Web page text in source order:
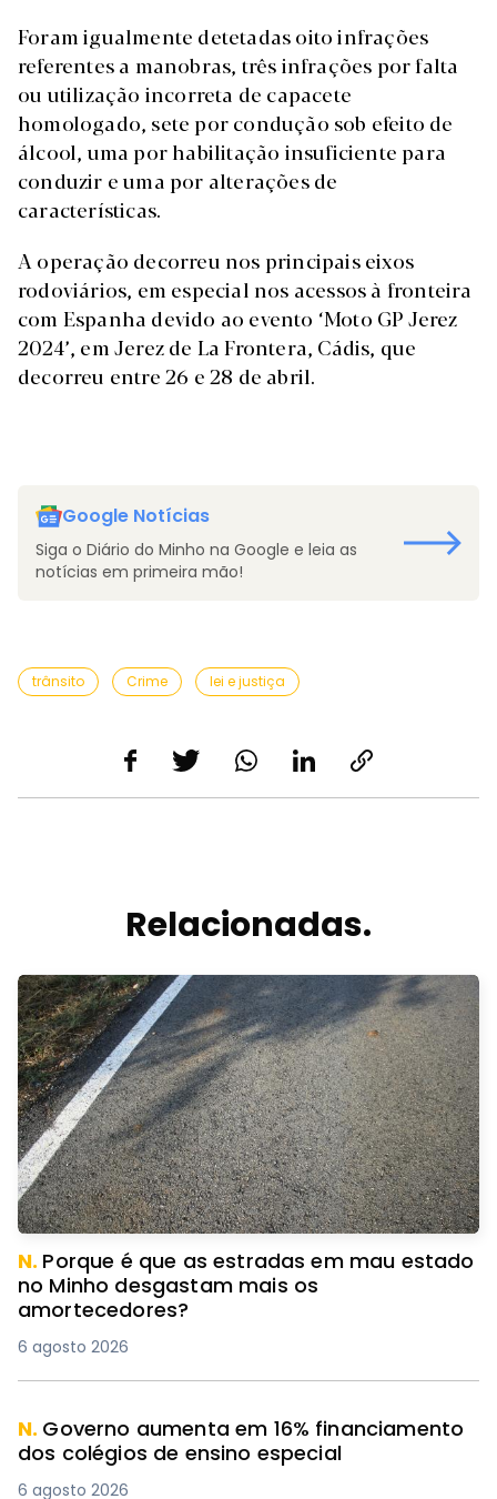
Foram igualmente detetadas oito infrações
referentes a manobras, três infrações por falta
ou utilização incorreta de capacete
homologado, sete por condução sob efeito de
álcool, uma por habilitação insuficiente para
conduzir e uma por alterações de
características.
A operação decorreu nos principais eixos
rodoviários, em especial nos acessos à fronteira
com Espanha devido ao evento ‘Moto GP Jerez
2024’, em Jerez de La Frontera, Cádis, que
decorreu entre 26 e 28 de abril.
Google Notícias
Siga o Diário do Minho na Google e leia as
notícias em primeira mão!
trânsito Crime lei e justiça
Relacionadas.
N. Porque é que as estradas em mau estado
no Minho desgastam mais os
amortecedores?
6 agosto 2026
N. Governo aumenta em 16% financiamento
dos colégios de ensino especial
6 agosto 2026